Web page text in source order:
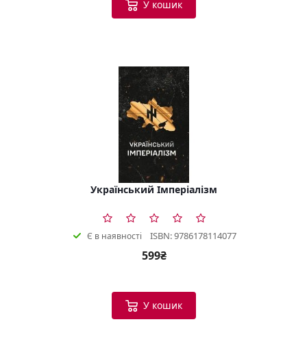
У кошик
Український Імперіалізм
Є в наявності ISBN: 9786178114077
599₴
У кошик